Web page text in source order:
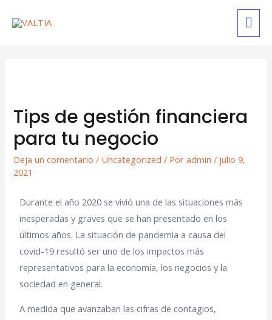
Tips de gestión financiera
para tu negocio
Deja un comentario / Uncategorized / Poradmin / julio 9,
2021
Durante el año 2020 se vivió una de las situaciones más
inesperadas y graves que se han presentado en los
últimos años. La situación de pandemia a causa del
covid-19 resultó ser uno de los impactos más
representativos para la economía, los negocios y la
sociedad en general.
A medida que avanzaban las cifras de contagios,